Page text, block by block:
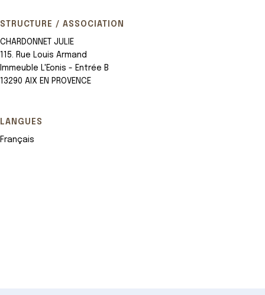
STRUCTURE / ASSOCIATION
CHARDONNET JULIE
115. Rue Louis Armand
Immeuble L'Eonis - Entrée B
13290 AIX EN PROVENCE
LANGUES
Français